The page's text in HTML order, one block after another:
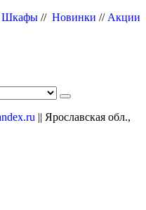
Шкафы // Новинки // Акции
|| Ярославская обл.,